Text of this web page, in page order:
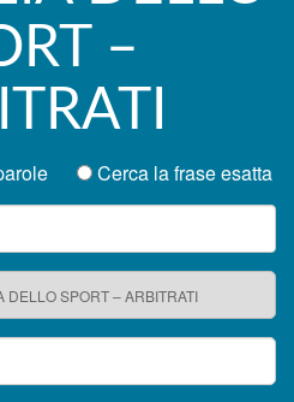
–
parole
Cerca la frase esatta